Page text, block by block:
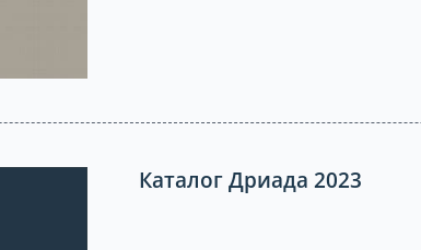
Каталог Дриада 2023